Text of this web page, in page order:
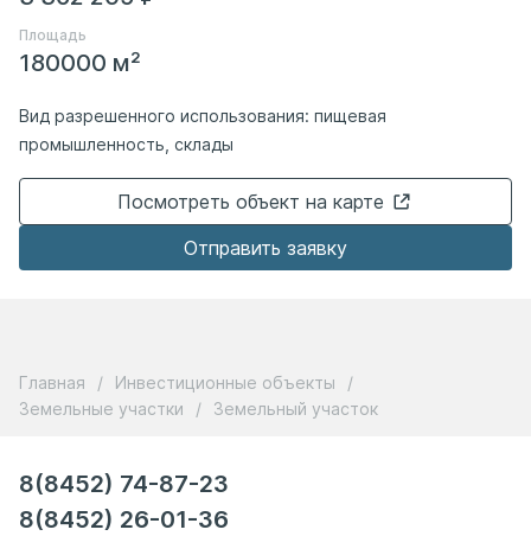
Площадь
180000 м²
Вид разрешенного использования: пищевая
промышленность, склады
Посмотреть объект на карте
Отправить заявку
Главная / Инвестиционные объекты
/
Земельные участки
/ Земельный участок
8(8452) 74-87-23
8(8452) 26-01-36